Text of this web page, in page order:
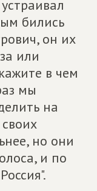
бились
он их
или
в чем
мы
на
но они
и по